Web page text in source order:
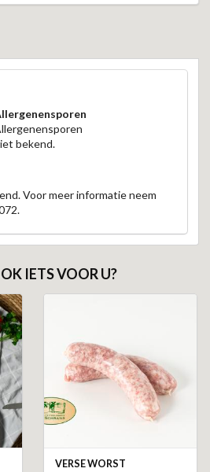
bekend.
Voor meer informatie neem
IETS VOOR U?
VERSE WORST